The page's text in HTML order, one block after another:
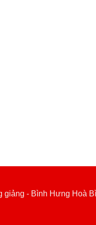
giảng - Bình Hưng Hoà